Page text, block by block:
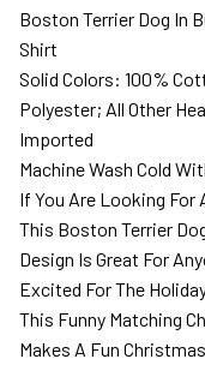
Boston Terrier Dog In
Shirt
Solid Colors: 100%
Polyester; All Other
Imported
Machine Wash Cold
If You Are Looking For
This Boston Terrier
Design Is Great For
Excited For The
This Funny Matching
Makes A Fun